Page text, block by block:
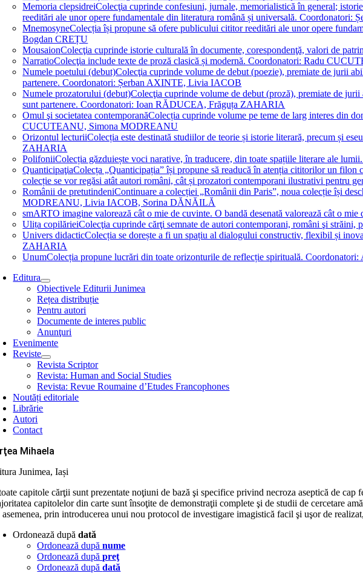
Memoria clepsidreiColecţia cuprinde confesiuni, jurnale, memorialistică în general;
reeditări ale unor opere fundamentale din literatura română și universală.
MnemosyneColecția își propune să ofere publicului cititor reeditări ale unor opere
Bogdan CREȚU
MousaionColecţia cuprinde istorie culturală în documente, corespondenţă, valori de
NarratioColecţia include texte de proză clasică și modernă. Coordonatori: Radu
Numele poetului (debut)Colecţia cuprinde volume de debut (poezie), premiate de jurii
partenere. Coordonatori: Șerban AXINTE, Livia IACOB
Numele prozatorului (debut)Colecţia cuprinde volume de debut (proză), premiate de
sunt partenere. Coordonatori: Ioan RĂDUCEA, Frăguța ZAHARIA
Omul şi societatea contemporanăColecția cuprinde volume pe teme de larg interes din
CUCUTEANU, Simona MODREANU
Orizontul lecturiiColecția este destinată studiilor de teorie și istorie literară, precum și
ZAHARIA
PolifoniiColecția găzduiește voci narative, în traducere, din toate spațiile literare ale
QuanticipaţiaColecța „Quanticipația” își propune să readucă în atenția cititorilor un
colecție se vor regăsi atât autori români, cât și prozatori contemporani ilustrativi
Românii de pretutindeniContinuare a colecției „Românii din Paris”, noua colecție își
MODREANU, Livia IACOB, Sorina DĂNĂILĂ
smARTO imagine valorează cât o mie de cuvinte. O bandă desenată valorează cât o
Ulița copilărieiColecţia cuprinde cărţi semnate de autori contemporani, români şi
Univers didacticColecția se dorește a fi un spațiu al dialogului constructiv, flexibil și
ZAHARIA
UnumColecția propune lucrări din toate orizonturile de reflecție spirituală.
Editura
Obiectivele Editurii Junimea
Rețea distribuție
Pentru autori
Documente de interes public
Anunţuri
Evenimente
Reviste
Revista Scriptor
Revista: Human and Social Studies
Revista: Revue Roumaine d’Etudes Francophones
Noutăți editoriale
Librărie
Autori
Contact
Mihaela
Junimea, Iași
capitole cărţii sunt prezentate noţiuni de bază şi specifice privind necroza aseptică de
capitolelor din carte sunt însoţite de demonstraţii complete şi de studii de cercetare
asemenea, prin introducerea unui nou protocol de investigare imagistică facil şi uşor de
Ordonează dupădată
Ordonează dupănume
Ordonează dupăpreţ
Ordonează dupădată